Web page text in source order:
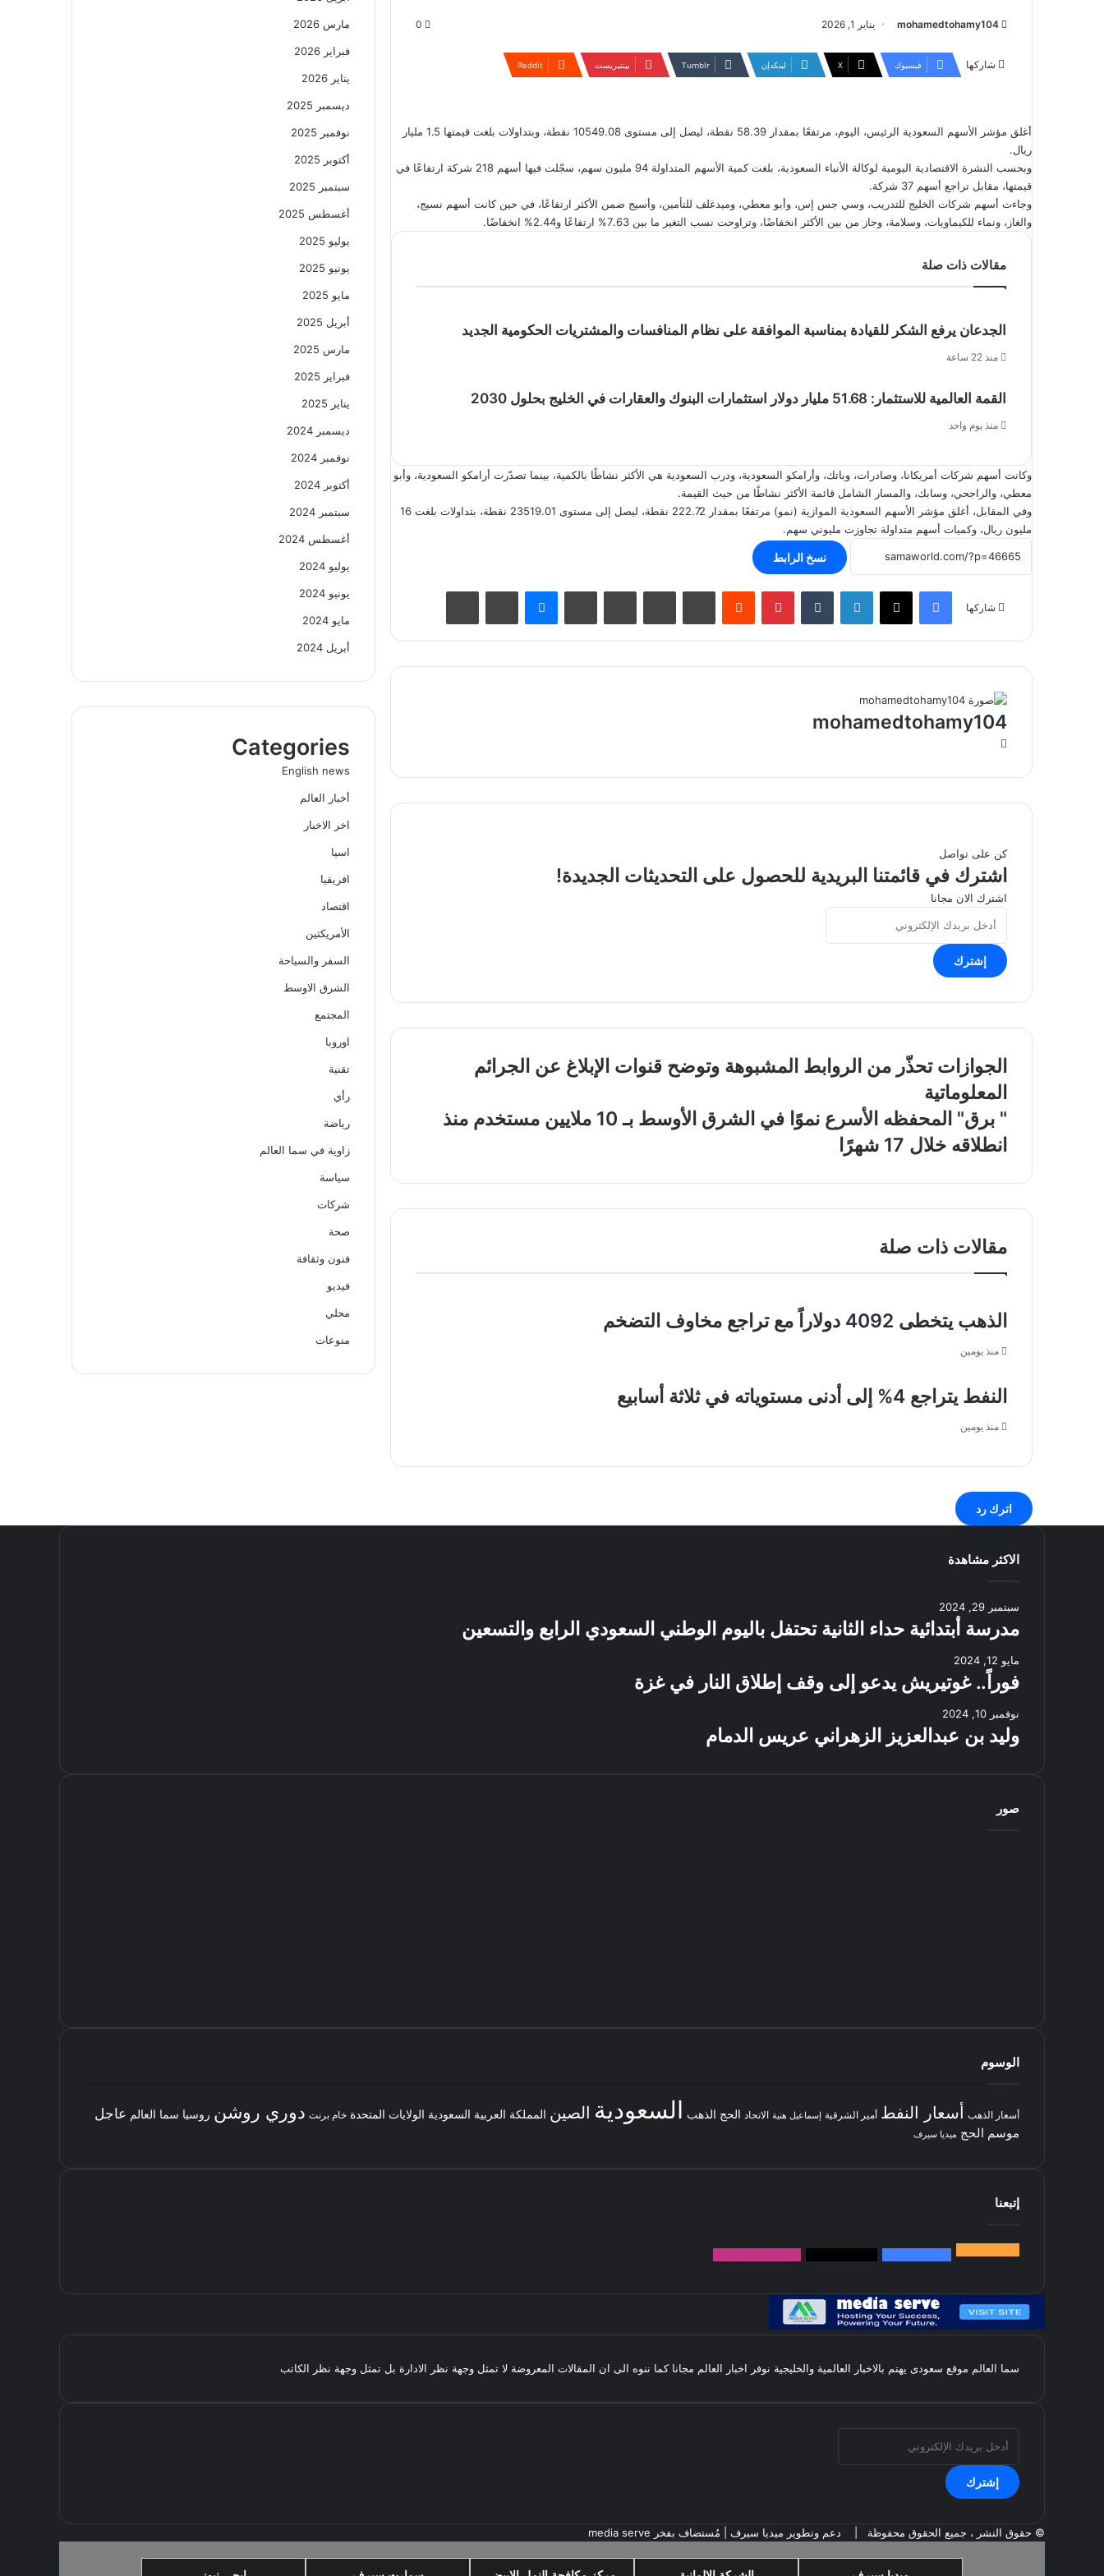
mohamedtohamy104 يناير 1, 2026 0
شاركها فيسبوك ‫X لينكدإن بينتيريست
أغلق مؤشر الأسهم السعودية الرئيس، اليوم، مرتفعًا بمقدار 58.39 نقطة، ليصل إلى مستوى 10549.08 نقطة، وبتداولات بلغت قيمتها 1.5 مليار
ريال.
وبحسب النشرة الاقتصادية اليومية لوكالة الأنباء السعودية، بلغت كمية الأسهم المتداولة 94 مليون سهم، سجّلت فيها أسهم 218 شركة ارتفاعًا في
قيمتها، مقابل تراجع أسهم 37 شركة.
وجاءت أسهم شركات الخليج للتدريب، وسي جس إس، وأبو معطي، وميدغلف للتأمين، وأسيج ضمن الأكثر ارتفاعًا، في حين كانت أسهم نسيج،
والغاز، ونماء للكيماويات، وسلامة، وجاز من بين الأكثر انخفاضًا، وتراوحت نسب التغير ما بين 7.63% ارتفاعًا و2.44% انخفاضًا.
مقالات ذات صلة
الجدعان يرفع الشكر للقيادة بمناسبة الموافقة على نظام المنافسات والمشتريات الحكومية الجديد
منذ 22 ساعة
القمة العالمية للاستثمار: 51.68 مليار دولار استثمارات البنوك والعقارات في الخليج بحلول 2030
منذ يوم واحد
وكانت أسهم شركات أمريكانا، وصادرات، وباتك، وأرامكو السعودية، ودرب السعودية هي الأكثر نشاطًا بالكمية، بينما تصدّرت أرامكو السعودية، وأبو
معطي، والراجحي، وسابك، والمسار الشامل قائمة الأكثر نشاطًا من حيث القيمة.
وفي المقابل، أغلق مؤشر الأسهم السعودية الموازية (نمو) مرتفعًا بمقدار 222.72 نقطة، ليصل إلى مستوى 23519.01 نقطة، بتداولات بلغت 16
مليون ريال، وكميات أسهم متداولة تجاوزت مليوني سهم.
نسخ الرابط
شاركها
فيسبوك ‫X لينكدإن بينتيريست Odnoklassniki
‫Pocket سكايب ماسنجر مشاركة عبر البريد طباعة
mohamedtohamy104
كن على تواصل
اشترك في قائمتنا البريدية للحصول على التحديثات الجديدة!
اشترك الان مجانا
بريدك
الإلكتروني
الجوازات
تحذّر
من
الروابط
المشبوهة
وتوضح
الإبلاغ
الجوازات تحذّر من الروابط المشبوهة وتوضح قنوات الإبلاغ عن الجرائم
المعلوماتية
"
برق"
المحفظه
نموًا
بـ
منذ
خلال
شهرًا
" برق" المحفظه الأسرع نموًا في الشرق الأوسط بـ 10 ملايين مستخدم منذ
انطلاقه خلال 17 شهرًا
مقالات ذات صلة
الذهب يتخطى 4092 دولاراً مع تراجع مخاوف التضخم
منذ يومين
النفط يتراجع 4% إلى أدنى مستوياته في ثلاثة أسابيع
منذ يومين
اترك رد
مارس 2026
فبراير 2026
يناير 2026
ديسمبر 2025
نوفمبر 2025
أكتوبر 2025
سبتمبر 2025
أغسطس 2025
يوليو 2025
يونيو 2025
مايو 2025
أبريل 2025
مارس 2025
فبراير 2025
يناير 2025
ديسمبر 2024
نوفمبر 2024
أكتوبر 2024
سبتمبر 2024
أغسطس 2024
يوليو 2024
يونيو 2024
مايو 2024
أبريل 2024
Categories
English news
أخبار العالم
اخر الاخبار
اسيا
افريقيا
اقتصاد
الأمريكتين
السفر والسياحة
الشرق الاوسط
المجتمع
اوروبا
تقنية
رأي
رياضة
زاوية في سما العالم
سياسة
شركات
صحة
فنون وثقافة
فيديو
محلي
منوعات
الاكثر مشاهدة
سبتمبر 29, 2024
مدرسة أبتدائية حداء الثانية تحتفل باليوم الوطني السعودي الرابع والتسعين
مايو 12, 2024
فوراً.. غوتيريش يدعو إلى وقف إطلاق النار في غزة
نوفمبر 10, 2024
وليد بن عبدالعزيز الزهراني عريس الدمام
صور
الوسوم
أسعار الذهب أسعار النفط أمير الشرقية إسماعيل هنية الاتحاد الحج الذهب السعودية الصين المملكة العربية السعودية الولايات المتحدة خام برنت دوري روشن روسيا سما العالم عاجل
موسم الحج ميديا سيرف
إتبعنا
سما العالم موقع سعودى يهتم بالاخبار العالمية والخليجية نوفر اخبار العالم مجانا كما ننوه الى ان المقالات المعروضة لا تمثل وجهة نظر الادارة بل تمثل وجهة نظر الكاتب
بريدك
الإلكتروني
© حقوق النشر ، جميع الحقوق محفوظة | دعم وتطوير ميديا سيرف | مُستضاف بفخر media serve